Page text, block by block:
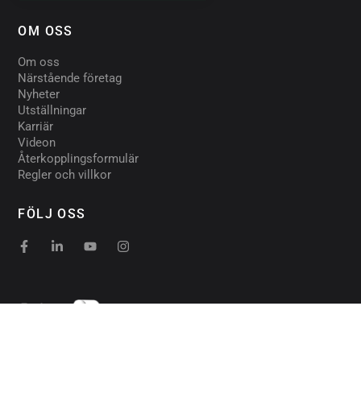
OM OSS
Om oss
Närstående företag
Nyheter
Utställningar
Karriär
Videon
Återkopplingsformulär
Regler och villkor
FÖLJ OSS